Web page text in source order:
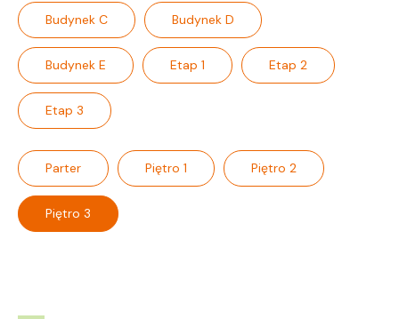
Budynek C Budynek D
Budynek E Etap 1 Etap 2
Etap 3
Parter Piętro 1 Piętro 2
Piętro 3